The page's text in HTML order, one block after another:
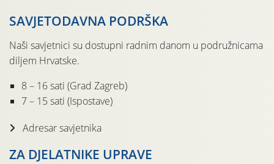
SAVJETODAVNA PODRŠKA
Naši savjetnici su dostupni radnim danom u podružnicama
diljem Hrvatske.
8 – 16 sati (Grad Zagreb)
7 – 15 sati (Ispostave)
Adresar savjetnika
ZA DJELATNIKE UPRAVE